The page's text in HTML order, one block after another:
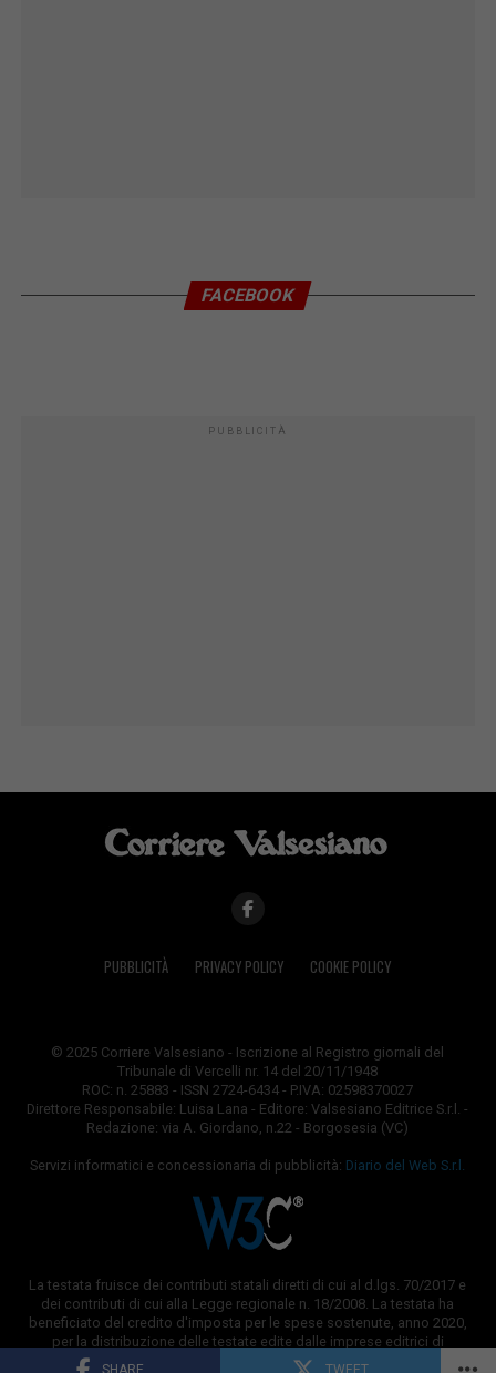
SHARE TWEET
FACEBOOK
PUBBLICITÀ
PUBBLICITÀ PRIVACY POLICY COOKIE POLICY
© 2025 Corriere Valsesiano - Iscrizione al Registro giornali del
Tribunale di Vercelli nr. 14 del 20/11/1948
ROC: n. 25883 - ISSN 2724-6434 - P.IVA: 02598370027
Direttore Responsabile: Luisa Lana - Editore: Valsesiano Editrice S.r.l. -
Redazione: via A. Giordano, n.22 - Borgosesia (VC)
Servizi informatici e concessionaria di pubblicità: Diario del Web S.r.l.
La testata fruisce dei contributi statali diretti di cui al d.lgs. 70/2017 e
dei contributi di cui alla Legge regionale n. 18/2008. La testata ha
beneficiato del credito d'imposta per le spese sostenute, anno 2020,
per la distribuzione delle testate edite dalle imprese editrici di
quotidiani e periodici.